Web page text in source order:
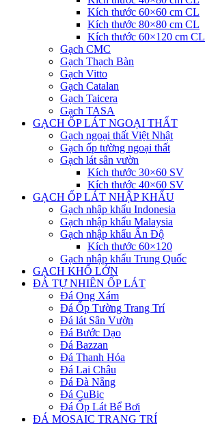
Kích thước 60×60 cm CL
Kích thước 80×80 cm CL
Kích thước 60×120 cm CL
Gạch CMC
Gạch Thạch Bàn
Gạch Vitto
Gạch Catalan
Gạch Taicera
Gạch TASA
GẠCH ỐP LÁT NGOẠI THẤT
Gạch ngoại thất Việt Nhật
Gạch ốp tường ngoại thất
Gạch lát sân vườn
Kích thước 30×60 SV
Kích thước 40×60 SV
GẠCH ỐP LÁT NHẬP KHẨU
Gạch nhập khẩu Indonesia
Gạch nhập khẩu Malaysia
Gạch nhập khẩu Ấn Độ
Kích thước 60×120
Gạch nhập khẩu Trung Quốc
GẠCH KHỔ LỚN
ĐÁ TỰ NHIÊN ỐP LÁT
Đá Ong Xám
Đá Ốp Tường Trang Trí
Đá lát Sân Vườn
Đá Bước Dạo
Đá Bazzan
Đá Thanh Hóa
Đá Lai Châu
Đá Đà Nẵng
Đá CuBic
Đá Ốp Lát Bể Bơi
ĐÁ MOSAIC TRANG TRÍ